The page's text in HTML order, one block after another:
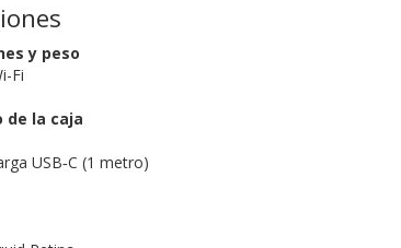
y peso
Fi
de la caja
USB‑C (1 metro)